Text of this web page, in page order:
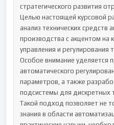
стратегического развития
Целью настоящей курсовой
анализ технических средств
производства с акцентом на
управления и регулирования
Особое внимание уделяется
автоматического
параметров, а также
подсистемы для дискретных
Такой подход позволяет не
знания в области